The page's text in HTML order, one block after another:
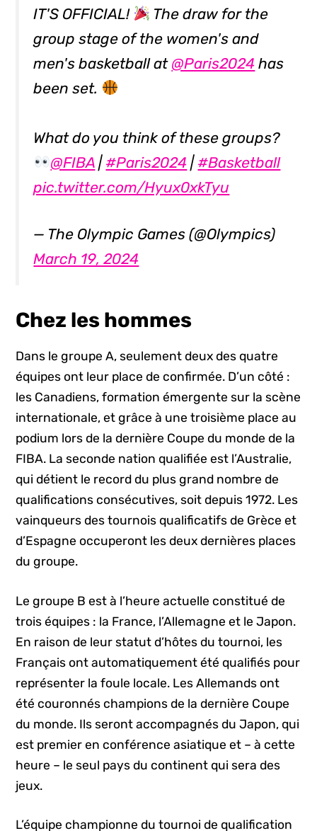
IT'S OFFICIAL!
The draw for the
group stage of the women's and
men's basketball at @Paris2024 has
been set.
What do you think of these groups?
@FIBA | #Paris2024 | #Basketball
pic.twitter.com/Hyux0xkTyu
— The Olympic Games (@Olympics)
March 19, 2024
Chez les hommes
Dans le groupe A, seulement deux des quatre
équipes ont leur place de confirmée. D’un côté :
les Canadiens, formation émergente sur la scène
internationale, et grâce à une troisième place au
podium lors de la dernière Coupe du monde de la
FIBA. La seconde nation qualifiée est l’Australie,
qui détient le record du plus grand nombre de
qualifications consécutives, soit depuis 1972. Les
vainqueurs des tournois qualificatifs de Grèce et
d’Espagne occuperont les deux dernières places
du groupe.
Le groupe B est à l’heure actuelle constitué de
trois équipes : la France, l’Allemagne et le Japon.
En raison de leur statut d’hôtes du tournoi, les
Français ont automatiquement été qualifiés pour
représenter la foule locale. Les Allemands ont
été couronnés champions de la dernière Coupe
du monde. Ils seront accompagnés du Japon, qui
est premier en conférence asiatique et – à cette
heure – le seul pays du continent qui sera des
jeux.
L’équipe championne du tournoi de qualification